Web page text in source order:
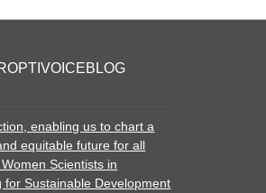
enabling us to chart a
equitable future for all
Scientists in
for Sustainable Development